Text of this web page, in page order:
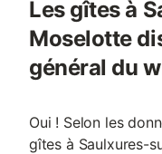
Les gîtes à
Moselotte
général du
Oui ! Selon les
gîtes à Saulxures-